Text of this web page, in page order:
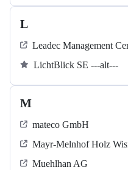
L
Leadec Management
LichtBlick SE ---alt---
M
mateco GmbH
Mayr-Melnhof Holz
Muehlhan AG